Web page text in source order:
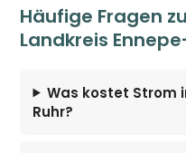
Häufige Fragen
Landkreis
Was kostet Strom
Ruhr?